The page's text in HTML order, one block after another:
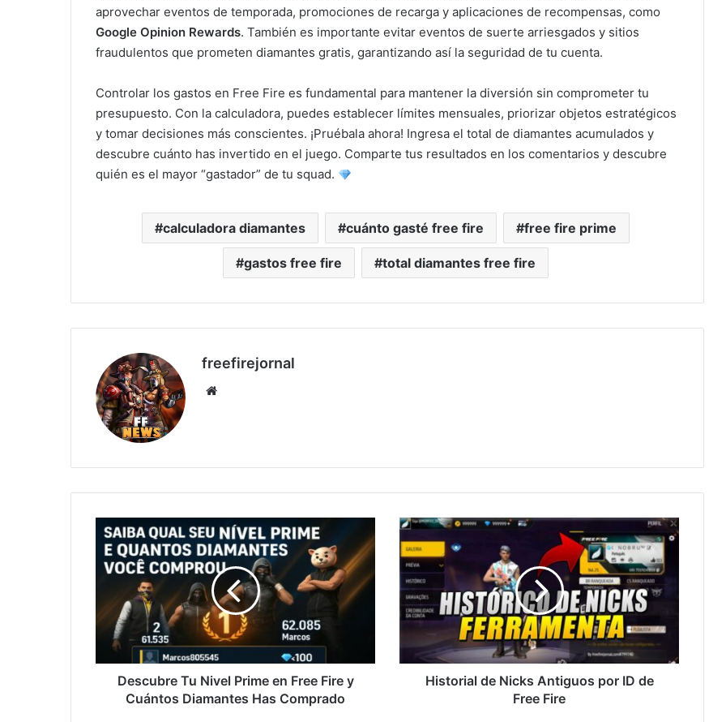
aprovechar eventos de temporada, promociones de recarga y aplicaciones de recompensas, como
Google Opinion Rewards. También es importante evitar eventos de suerte arriesgados y sitios
fraudulentos que prometen diamantes gratis, garantizando así la seguridad de tu cuenta.
Controlar los gastos en Free Fire es fundamental para mantener la diversión sin comprometer tu
presupuesto. Con la calculadora, puedes establecer límites mensuales, priorizar objetos estratégicos
y tomar decisiones más conscientes. ¡Pruébala ahora! Ingresa el total de diamantes acumulados y
descubre cuánto has invertido en el juego. Comparte tus resultados en los comentarios y descubre
quién es el mayor “gastador” de tu squad.
calculadora diamantes cuánto gasté free fire free fire prime
gastos free fire total diamantes free fire
freefirejornal
Descubre
Tu
Nivel
Prime
Fire
Cuántos
Diamantes
Descubre Tu Nivel Prime en Free Fire y
Cuántos Diamantes Has Comprado
Historial
de
Nicks
Antiguos
por
ID
Fire
Historial de Nicks Antiguos por ID de
Free Fire